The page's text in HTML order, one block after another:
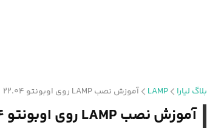
بلاگ لیارا LAMP آموزش نصب LAMP روی اوبونتو ۲۲.۰۴
آموزش نصب LAMP روی اوبونتو ۲۲.۰۴